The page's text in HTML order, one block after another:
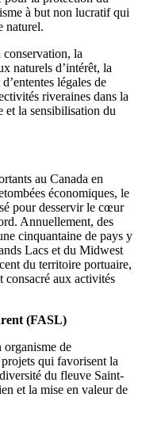
à but non lucratif qui
naturel.
conservation, la
naturels d’intérêt, la
légales de
riveraines dans la
et la sensibilisation du
au Canada en
économiques, le
pour desservir le cœur
Annuellement, des
cinquantaine de pays y
Lacs et du Midwest
du territoire portuaire,
consacré aux activités
(FASL)
organisme de
qui favorisent la
du fleuve Saint-
et la mise en valeur de